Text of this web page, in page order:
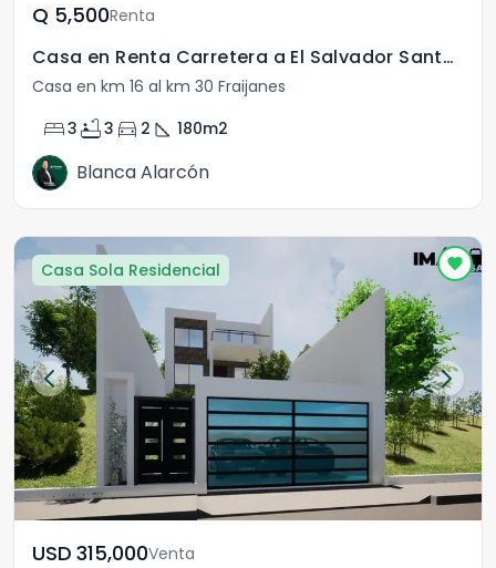
Q	5,500Renta
Casa en Renta Carretera a El Salvador Santa Elena II
Casa en km 16 al km 30 Fraijanes
bed3 bathtub3 directions_car 2 square_foot 180m2
Blanca Alarcón
Casa Sola Residencial
USD	315,000Venta